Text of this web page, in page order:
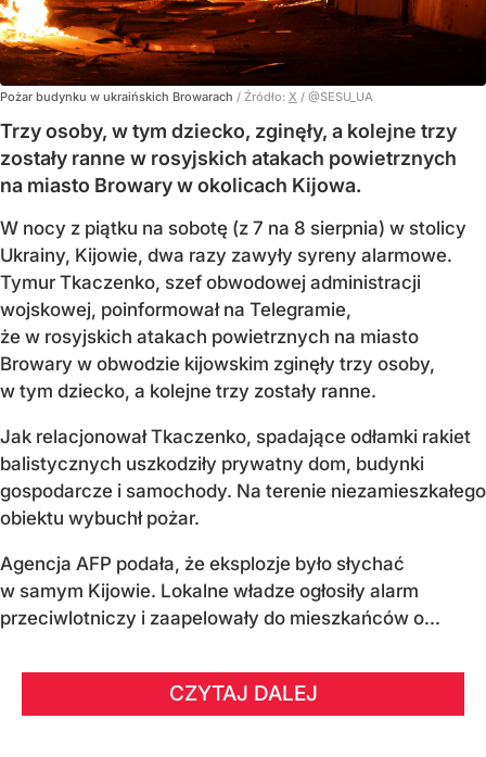
Pożar budynku w ukraińskich Browarach / Źródło: X / @SESU_UA
Trzy osoby, w tym dziecko, zginęły, a kolejne trzy
zostały ranne w rosyjskich atakach powietrznych
na miasto Browary w okolicach Kijowa.
W nocy z piątku na sobotę (z 7 na 8 sierpnia) w stolicy
Ukrainy, Kijowie, dwa razy zawyły syreny alarmowe.
Tymur Tkaczenko, szef obwodowej administracji
wojskowej, poinformował na Telegramie,
że w rosyjskich atakach powietrznych na miasto
Browary w obwodzie kijowskim zginęły trzy osoby,
w tym dziecko, a kolejne trzy zostały ranne.
Jak relacjonował Tkaczenko, spadające odłamki rakiet
balistycznych uszkodziły prywatny dom, budynki
gospodarcze i samochody. Na terenie niezamieszkałego
obiektu wybuchł pożar.
Agencja AFP podała, że eksplozje było słychać
w samym Kijowie. Lokalne władze ogłosiły alarm
przeciwlotniczy i zaapelowały do mieszkańców o...
CZYTAJ DALEJ